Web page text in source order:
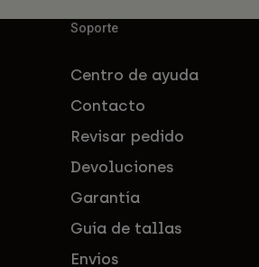
Soporte
Centro de ayuda
Contacto
Revisar pedido
Devoluciones
Garantía
Guía de tallas
Envíos